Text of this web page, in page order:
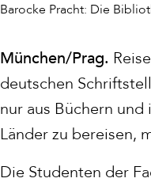
Barocke Pracht: Die
München/Prag.
deutschen
nur aus Büchern
Länder zu bereisen,
Die Studenten der